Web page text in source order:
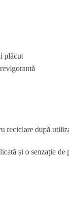
plăcut
reciclare după
și o senzație de